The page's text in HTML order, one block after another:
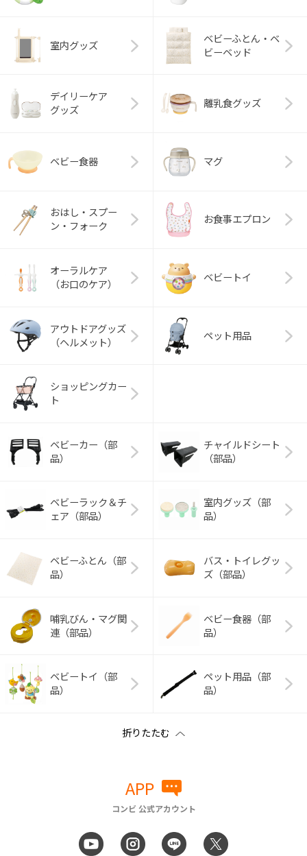
室内グッズ
ベビーふとん・ベ
ビーベッド
デイリーケア
グッズ
離乳食グッズ
ベビー食器 マグ
おはし・スプー
ン・フォーク
お食事エプロン
オーラルケア
（お口のケア）
ベビートイ
アウトドアグッズ
（ヘルメット）
ペット用品
ショッピングカー
ト
ベビーカー（部
品）
チャイルドシート
（部品）
ベビーラック＆チ
ェア（部品）
室内グッズ（部
品）
ベビーふとん（部
品）
バス・トイレグッ
ズ（部品）
哺乳びん・マグ関
連（部品）
ベビー食器（部
品）
ベビートイ（部
品）
ペット用品（部
品）
APP
コンビ 公式アカウント